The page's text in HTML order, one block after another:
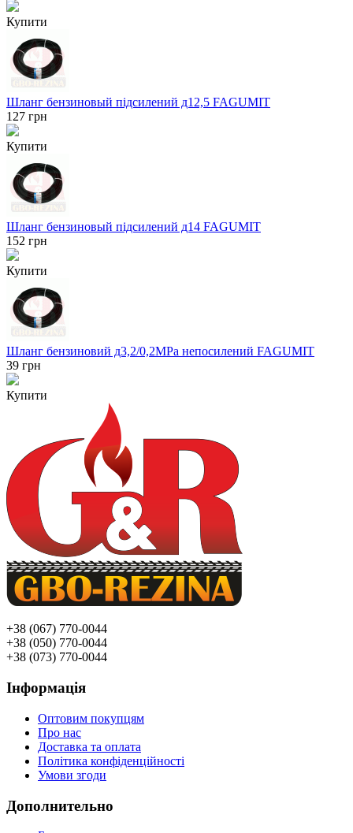
Купити
Шланг бензиновый підсилений д12,5 FAGUMIT
127 грн
Купити
Шланг бензиновый підсилений д14 FAGUMIT
152 грн
Купити
Шланг бензиновий д3,2/0,2MPa непосилений FAGUMIT
39 грн
Купити
+38 (067) 770-0044
+38 (050) 770-0044
+38 (073) 770-0044
Інформація
Оптовим покупцям
Про нас
Доставка та оплата
Політика конфіденційності
Умови згоди
Дополнительно